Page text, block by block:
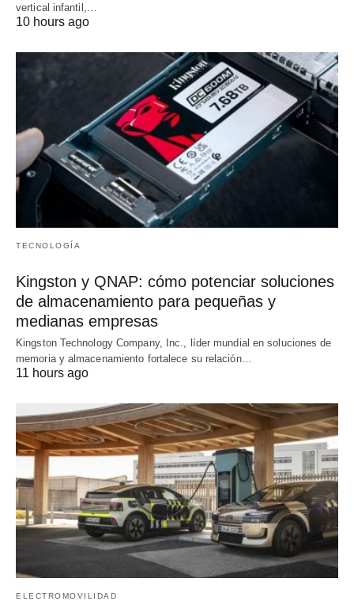
vertical infantil,…
10 hours ago
TECNOLOGÍA
Kingston y QNAP: cómo potenciar soluciones
de almacenamiento para pequeñas y
medianas empresas
Kingston Technology Company, Inc., líder mundial en soluciones de
memoria y almacenamiento fortalece su relación…
11 hours ago
ELECTROMOVILIDAD